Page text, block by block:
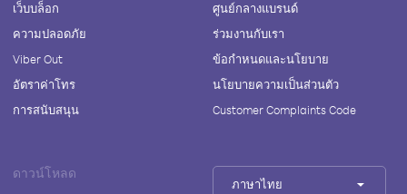
เว็บบล็อก
ความปลอดภัย
Viber Out
อัตราค่าโทร
การสนับสนุน
ศูนย์กลางแบรนด์
ร่วมงานกับเรา
ข้อกำหนดและนโยบาย
นโยบายความเป็นส่วนตัว
Customer Complaints Code
ดาวน์โหลด
ภาษาไทย